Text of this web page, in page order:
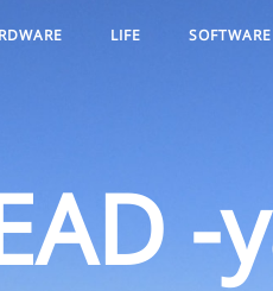
LIFE SOFTWARE
-